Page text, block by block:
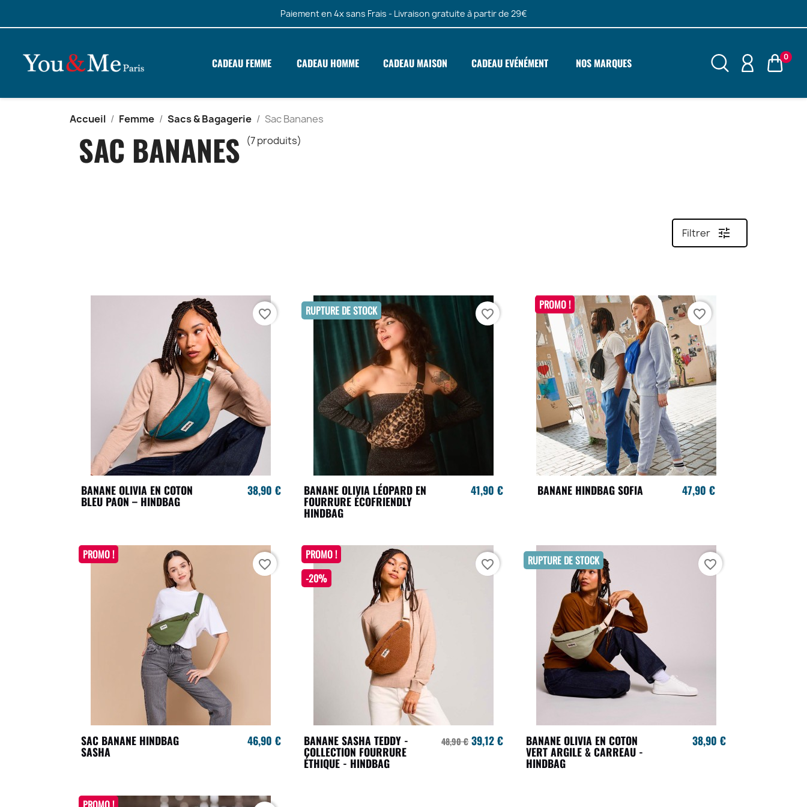
Paiement en 4x sans Frais - Livraison gratuite à partir de 29€
CADEAU FEMME CADEAU HOMME CADEAU MAISON CADEAU EVÉNÉMENT NOS MARQUES 0
Accueil Femme Sacs & Bagagerie Sac Bananes
SAC BANANES (7 produits)
Filtrer tune
BANANE OLIVIA EN COTON
BLEU PAON – HINDBAG
38,90 €
favorite_border
BANANE OLIVIA LÉOPARD EN
FOURRURE ÉCOFRIENDLY
HINDBAG
41,90 €
RUPTURE DE STOCK favorite_border
BANANE HINDBAG SOFIA 47,90 €
PROMO !
favorite_border
SAC BANANE HINDBAG
SASHA
46,90 €
PROMO !
favorite_border
BANANE SASHA TEDDY -
COLLECTION FOURRURE
ÉTHIQUE - HINDBAG
48,90 € 39,12 €
PROMO !
-20%
favorite_border
BANANE OLIVIA EN COTON
VERT ARGILE & CARREAU -
HINDBAG
38,90 €
RUPTURE DE STOCK favorite_border